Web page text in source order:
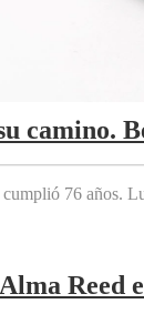
camino.
76 años.
Reed